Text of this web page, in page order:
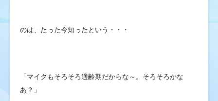
のは、たった今知ったという・・・
「マイクもそろそろ適齢期だからな～。そろそろかな
あ？」